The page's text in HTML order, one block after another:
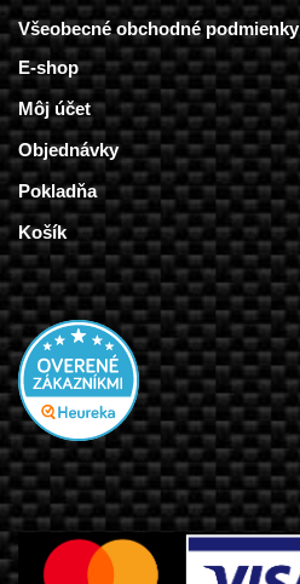
Všeobecné obchodné podmienky
E-shop
Môj účet
Objednávky
Pokladňa
Košík